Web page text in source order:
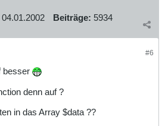
04.01.2002 Beiträge: 5934
#6
besser
denn auf ?
in das Array $data ??